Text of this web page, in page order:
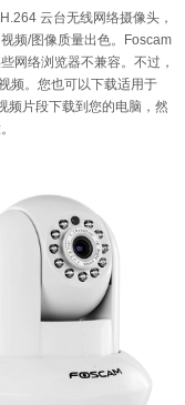
云台无线网络摄像头，
频/图像质量出色。Foscam
网络浏览器不兼容。不过，
频。您也可以下载适用于
频片段下载到您的电脑，然